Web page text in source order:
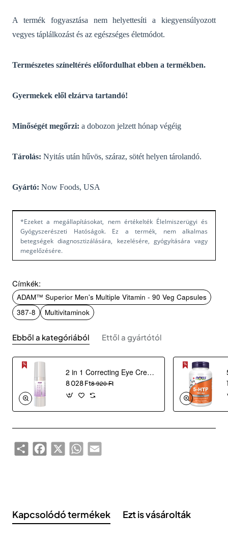
A termék fogyasztása nem helyettesíti a kiegyensúlyozott
vegyes táplálkozást és az egészséges életmódot.
Természetes színeltérés előfordulhat ebben a termékben.
Gyermekek elől elzárva tartandó!
Minőségét megőrzi: a dobozon jelzett hónap végéig
Tárolás: Nyitás után hűvös, száraz, sötét helyen tárolandó.
Gyártó: Now Foods, USA
*Ezeket a megállapításokat, nem értékelték Élelmiszerügyi és
Gyógyszerészeti Hatóságok. Ez a termék, nem alkalmas
betegségek diagnosztizálására, kezelésére, gyógyítására vagy
megelőzésére.
Címkék:
ADAM™ Superior Men's Multiple Vitamin - 90 Veg Capsules
387-8
Multivitaminok
Ebből a kategóriából Ettől a gyártótól
2 in 1 Correcting Eye Cream (30 ml)
8 028 Ft8 920 Ft
ShareFacebook
X WhatsAppEmail
Kapcsolódó termékek Ezt is vásárolták